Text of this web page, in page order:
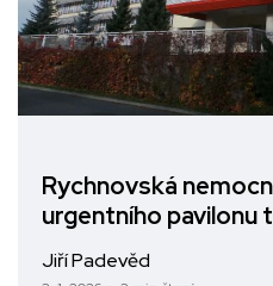
Rychnovská
urgentního pavilonu
Jiří Padevěd